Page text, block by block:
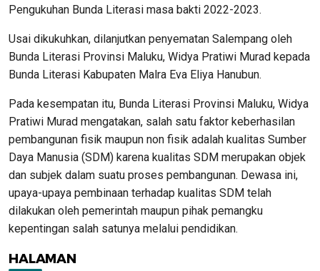
Pengukuhan Bunda Literasi masa bakti 2022-2023.
Usai dikukuhkan, dilanjutkan penyematan Salempang oleh
Bunda Literasi Provinsi Maluku, Widya Pratiwi Murad kepada
Bunda Literasi Kabupaten Malra Eva Eliya Hanubun.
Pada kesempatan itu, Bunda Literasi Provinsi Maluku, Widya
Pratiwi Murad mengatakan, salah satu faktor keberhasilan
pembangunan fisik maupun non fisik adalah kualitas Sumber
Daya Manusia (SDM) karena kualitas SDM merupakan objek
dan subjek dalam suatu proses pembangunan. Dewasa ini,
upaya-upaya pembinaan terhadap kualitas SDM telah
dilakukan oleh pemerintah maupun pihak pemangku
kepentingan salah satunya melalui pendidikan.
HALAMAN